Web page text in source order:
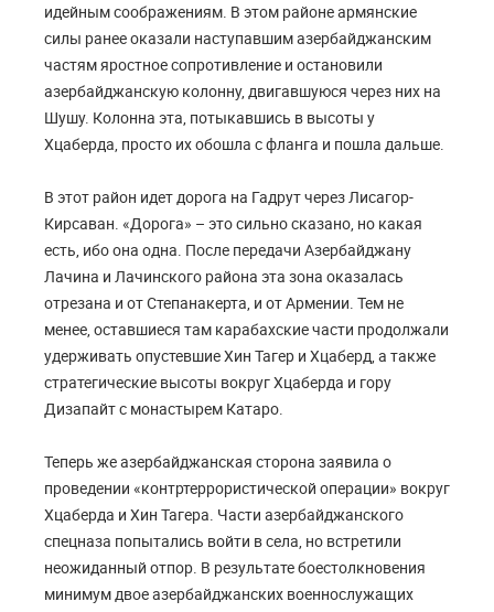
идейным соображениям. В этом районе армянские
силы ранее оказали наступавшим азербайджанским
частям яростное сопротивление и остановили
азербайджанскую колонну, двигавшуюся через них на
Шушу. Колонна эта, потыкавшись в высоты у
Хцаберда, просто их обошла с фланга и пошла дальше.
В этот район идет дорога на Гадрут через Лисагор-
Кирсаван. «Дорога» – это сильно сказано, но какая
есть, ибо она одна. После передачи Азербайджану
Лачина и Лачинского района эта зона оказалась
отрезана и от Степанакерта, и от Армении. Тем не
менее, оставшиеся там карабахские части продолжали
удерживать опустевшие Хин Тагер и Хцаберд, а также
стратегические высоты вокруг Хцаберда и гору
Дизапайт с монастырем Катаро.
Теперь же азербайджанская сторона заявила о
проведении «контртеррористической операции» вокруг
Хцаберда и Хин Тагера. Части азербайджанского
спецназа попытались войти в села, но встретили
неожиданный отпор. В результате боестолкновения
минимум двое азербайджанских военнослужащих